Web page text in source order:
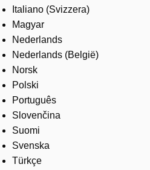
Italiano (Svizzera)
Magyar
Nederlands
Nederlands (België)
Norsk
Polski
Português
Slovenčina
Suomi
Svenska
Türkçe